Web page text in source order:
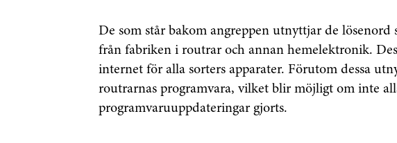
De som står bakom angreppen utnyttjar de lösenord
från fabriken i routrar och annan hemelektronik.
internet för alla sorters apparater. Förutom dessa
routrarnas programvara, vilket blir möjligt om inte
programvaruuppdateringar gjorts.